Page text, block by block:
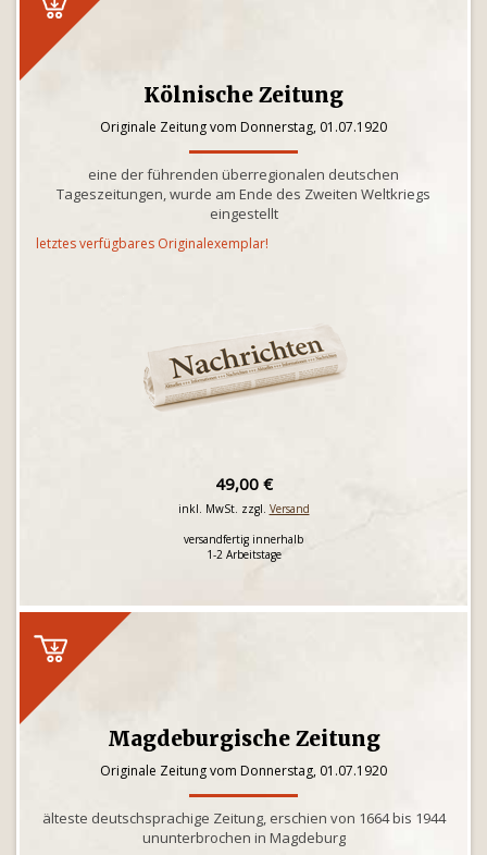
Kölnische Zeitung
Originale Zeitung vom Donnerstag, 01.07.1920
eine der führenden überregionalen deutschen
Tageszeitungen, wurde am Ende des Zweiten Weltkriegs
eingestellt
letztes verfügbares Originalexemplar!
49,00 €
inkl. MwSt. zzgl. Versand
versandfertig innerhalb
1-2 Arbeitstage
Magdeburgische Zeitung
Originale Zeitung vom Donnerstag, 01.07.1920
älteste deutschsprachige Zeitung, erschien von 1664 bis 1944
ununterbrochen in Magdeburg